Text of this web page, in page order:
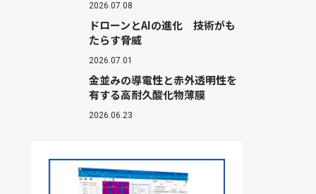
2026.07.08
ドローンとAIの進化 技術がも
たらす脅威
2026.07.01
金並みの導電性と赤外透明性を
有する高耐久酸化物薄膜
2026.06.23